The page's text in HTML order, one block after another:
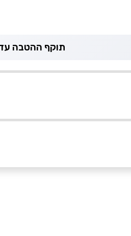
תוקף ההטבה עד -